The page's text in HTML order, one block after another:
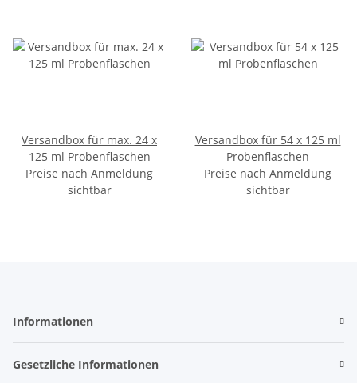
Versandbox für max. 24 x
125 ml Probenflaschen
Preise nach Anmeldung
sichtbar
Versandbox für 54 x 125 ml
Probenflaschen
Preise nach Anmeldung
sichtbar
Informationen
Gesetzliche Informationen